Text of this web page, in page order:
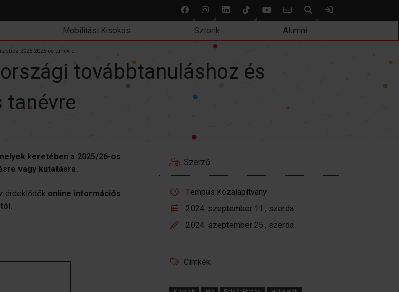
Keresés
Mobilitási Kisokos Sztorik Alumni
2025-2026-os tanévre
továbbtanuláshoz és
tanévre
keretében a 2025/26-os
vagy kutatásra.
érdeklődők online információs
Szerző
Tempus Közalapítvány
2024. szeptember 11., szerda
2024. szeptember 25., szerda
Címkék